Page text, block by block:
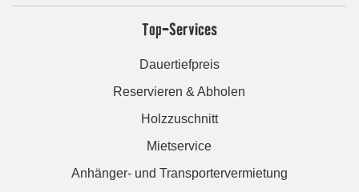
Top-Services
Dauertiefpreis
Reservieren & Abholen
Holzzuschnitt
Mietservice
Anhänger- und Transportervermietung